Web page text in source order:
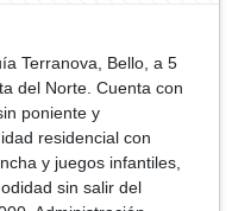
Terranova, Bello, a 5
del Norte. Cuenta con
poniente y
residencial con
y juegos infantiles,
sin salir del